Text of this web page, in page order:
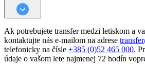
Ak potrebujete transfer medzi letiskom a
kontaktujte nás e-mailom na adrese
telefonicky na čísle +385 (0)52 465 000.
údaje o vašom lete najmenej 72 hodín